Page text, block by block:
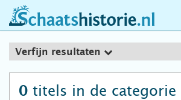
schaatshistorie.nl
Verfijn resultaten
0 titels in de categorie